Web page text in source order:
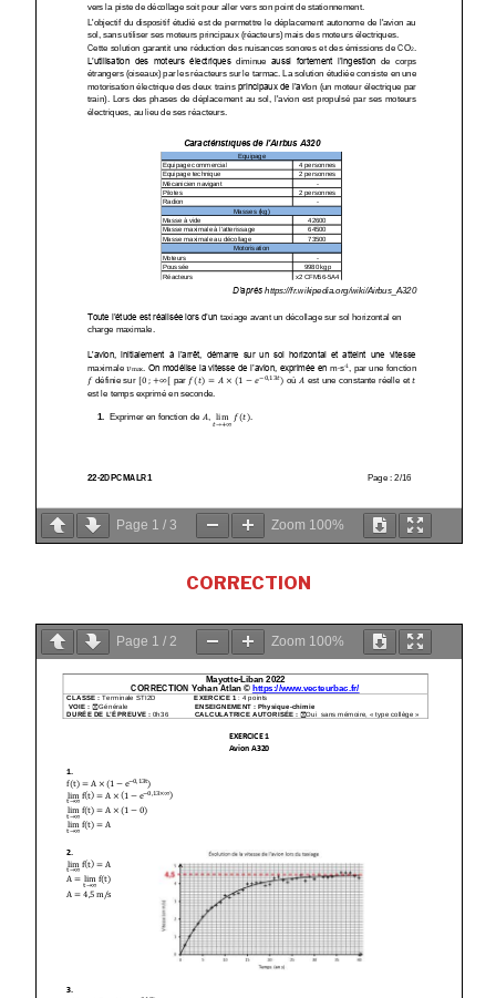
Page 1 / 3 Zoom 100%
CORRECTION
Page 1 / 2 Zoom 100%